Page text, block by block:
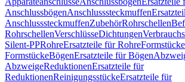
AnschlussbögenAnschlusssteckmuffen
AnschlusssteckmuffenZubehörRohrschellen
RohrschellenVerschlüsseDichtungen
Silent-PPRohreErsatzteile für RohreFormstücke
FormstückeBögenErsatzteile für Bögen
AbzweigeReduktionenErsatzteile für
ReduktionenReinigungsstückeErsatzteile für